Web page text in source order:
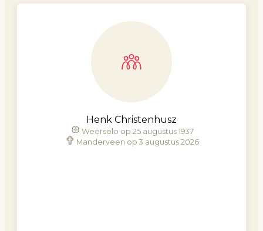
Henk Christenhusz
Weerselo op 25 augustus 1937
Manderveen op 3 augustus 2026